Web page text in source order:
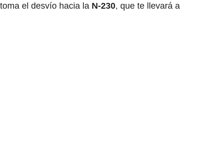
el desvío hacia la N-230, que te llevará a